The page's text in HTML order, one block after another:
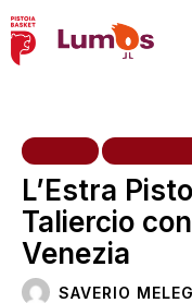
L’Estra
Taliercio
Venezia
SAVERIO